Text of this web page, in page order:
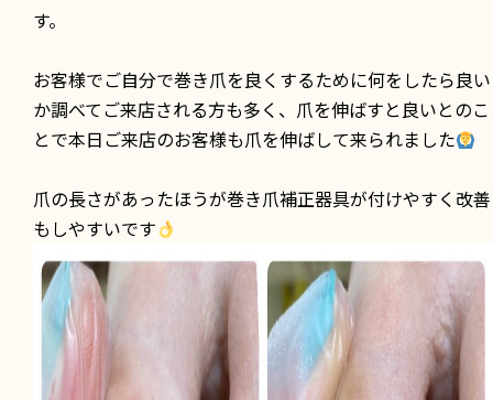
す。
お客様でご自分で巻き爪を良くするために何をしたら良い
か調べてご来店される方も多く、爪を伸ばすと良いとのこ
とで本日ご来店のお客様も爪を伸ばして来られました
爪の長さがあったほうが巻き爪補正器具が付けやすく改善
もしやすいです